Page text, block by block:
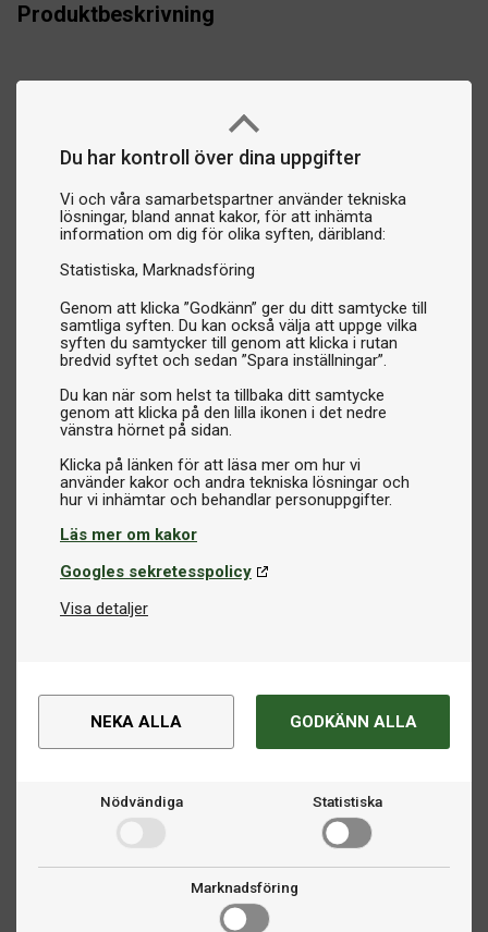
Du har kontroll över dina uppgifter
Vi och våra samarbetspartner använder tekniska
lösningar, bland annat kakor, för att inhämta
information om dig för olika syften, däribland:
Statistiska Marknadsföring
Genom att klicka ”Godkänn” ger du ditt samtycke till
samtliga syften. Du kan också välja att uppge vilka
syften du samtycker till genom att klicka i rutan
bredvid syftet och sedan ”Spara inställningar”.
Du kan när som helst ta tillbaka ditt samtycke
genom att klicka på den lilla ikonen i det nedre
vänstra hörnet på sidan.
Klicka på länken för att läsa mer om hur vi
använder kakor och andra tekniska lösningar och
Läs mer om kakor
Googles sekretesspolicy
Visa detaljer
NEKA ALLA GODKÄNN ALLA
Nödvändiga Statistiska
Marknadsföring
Produktbeskrivning